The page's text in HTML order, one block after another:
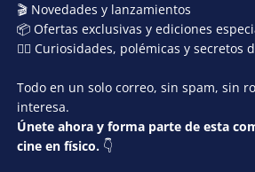
🎬 Novedades y lanzamientos
📦 Ofertas exclusivas y ediciones
🕵️‍♂️ Curiosidades, polémicas y secretos
Todo en un solo correo, sin spam, sin
interesa.
Únete ahora y forma parte de esta
cine en físico. 👇